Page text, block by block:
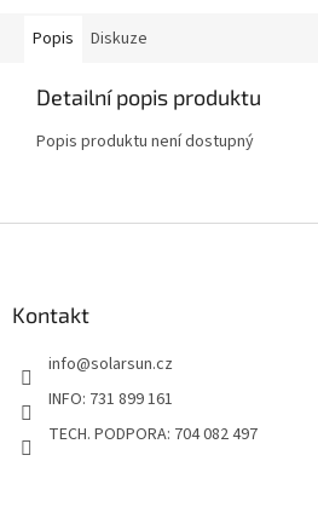
Popis Diskuze
Detailní popis produktu
Popis produktu není dostupný
Kontakt
info@solarsun.cz
INFO: 731 899 161
TECH. PODPORA: 704 082 497